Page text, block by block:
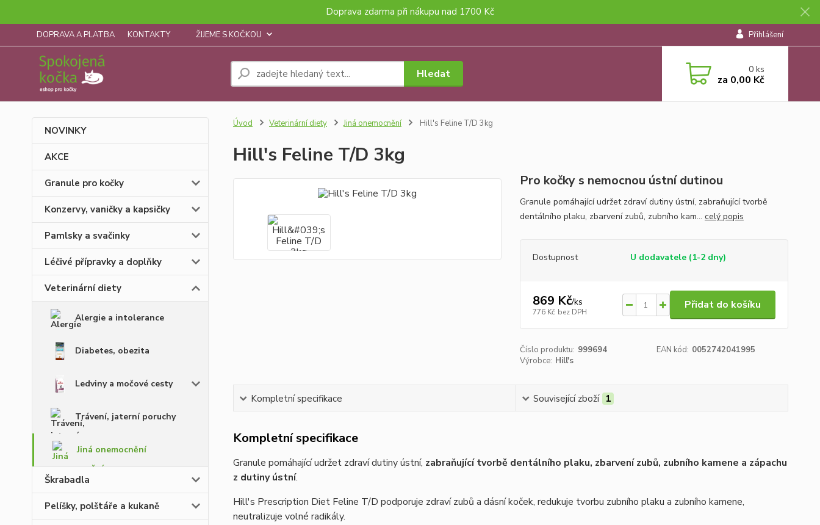
Doprava zdarma při nákupu nad 1700 Kč
DOPRAVA A PLATBA KONTAKTY ŽIJEME S KOČKOU Přihlášení
Hledat 0ks
za 0,00 Kč
NOVINKY
AKCE
Granule pro kočky
Konzervy, vaničky a kapsičky
Pamlsky a svačinky
Léčivé přípravky a doplňky
Veterinární diety
Alergie a intolerance
Diabetes, obezita
Ledviny a močové cesty
Trávení, jaterní poruchy
Jiná onemocnění
Škrabadla
Pelíšky, polštáře a kukaně
Úvod Veterinární diety Jiná onemocnění Hill's Feline T/D 3kg
Hill's Feline T/D 3kg
Pro kočky s nemocnou ústní dutinou
Granule pomáhající udržet zdraví dutiny ústní, zabraňující tvorbě
dentálního plaku, zbarvení zubů, zubního kam... celý popis
Dostupnost U dodavatele (1-2 dny)
869 Kč/ks
776 Kč bez DPH
Přidat do košíku
Číslo produktu: 999694 EAN kód: 0052742041995
Výrobce: Hill's
Kompletní specifikace Související zboží 1
Kompletní specifikace
Granule pomáhající udržet zdraví dutiny ústní, zabraňující tvorbě dentálního plaku, zbarvení zubů, zubního kamene a zápachu
z dutiny ústní.
Hill's Prescription Diet Feline T/D podporuje zdraví zubů a dásní koček, redukuje tvorbu zubního plaku a zubního kamene,
neutralizuje volné radikály.